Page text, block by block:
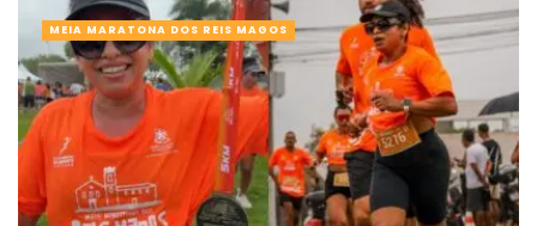
MEIA MARATONA DOS REIS MAGOS